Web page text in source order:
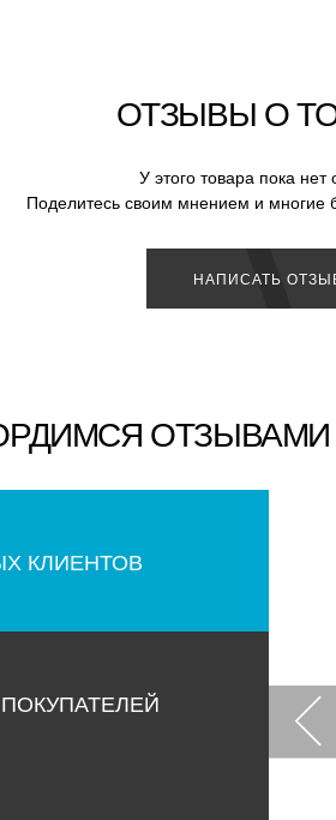
ОТЗЫВЫ О
У этого товара пока нет
Поделитесь своим мнением и многие
НАПИСАТЬ
КЛИЕНТОВ